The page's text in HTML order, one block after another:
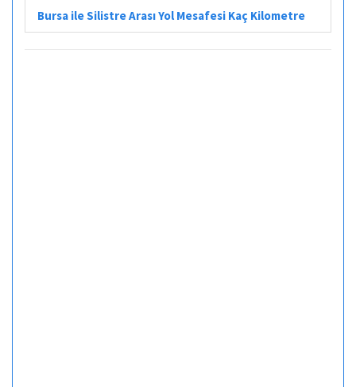
Bursa ile Silistre Arası Yol Mesafesi Kaç Kilometre